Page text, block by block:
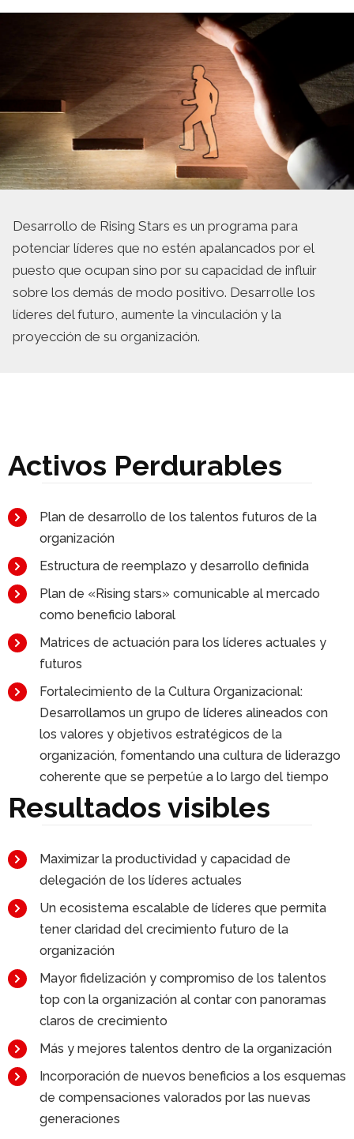
Desarrollo de Rising Stars es un programa para
potenciar líderes que no estén apalancados por el
puesto que ocupan sino por su capacidad de influir
sobre los demás de modo positivo. Desarrolle los
líderes del futuro, aumente la vinculación y la
proyección de su organización.
Activos Perdurables
Plan de desarrollo de los talentos futuros de la
organización
Estructura de reemplazo y desarrollo definida
Plan de «Rising stars» comunicable al mercado
como beneficio laboral
Matrices de actuación para los líderes actuales y
futuros
Fortalecimiento de la Cultura Organizacional:
Desarrollamos un grupo de líderes alineados con
los valores y objetivos estratégicos de la
organización, fomentando una cultura de liderazgo
coherente que se perpetúe a lo largo del tiempo
Resultados visibles
Maximizar la productividad y capacidad de
delegación de los líderes actuales
Un ecosistema escalable de líderes que permita
tener claridad del crecimiento futuro de la
organización
Mayor fidelización y compromiso de los talentos
top con la organización al contar con panoramas
claros de crecimiento
Más y mejores talentos dentro de la organización
Incorporación de nuevos beneficios a los esquemas
de compensaciones valorados por las nuevas
generaciones